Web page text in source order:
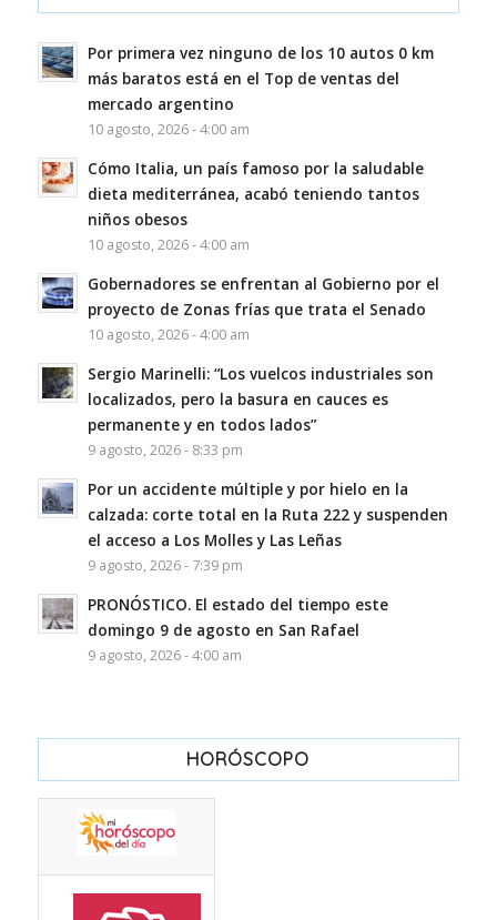
Por primera vez ninguno de los 10 autos 0 km
más baratos está en el Top de ventas del
mercado argentino
10 agosto, 2026 - 4:00 am
Cómo Italia, un país famoso por la saludable
dieta mediterránea, acabó teniendo tantos
niños obesos
10 agosto, 2026 - 4:00 am
Gobernadores se enfrentan al Gobierno por el
proyecto de Zonas frías que trata el Senado
10 agosto, 2026 - 4:00 am
Sergio Marinelli: “Los vuelcos industriales son
localizados, pero la basura en cauces es
permanente y en todos lados”
9 agosto, 2026 - 8:33 pm
Por un accidente múltiple y por hielo en la
calzada: corte total en la Ruta 222 y suspenden
el acceso a Los Molles y Las Leñas
9 agosto, 2026 - 7:39 pm
PRONÓSTICO. El estado del tiempo este
domingo 9 de agosto en San Rafael
9 agosto, 2026 - 4:00 am
HORÓSCOPO